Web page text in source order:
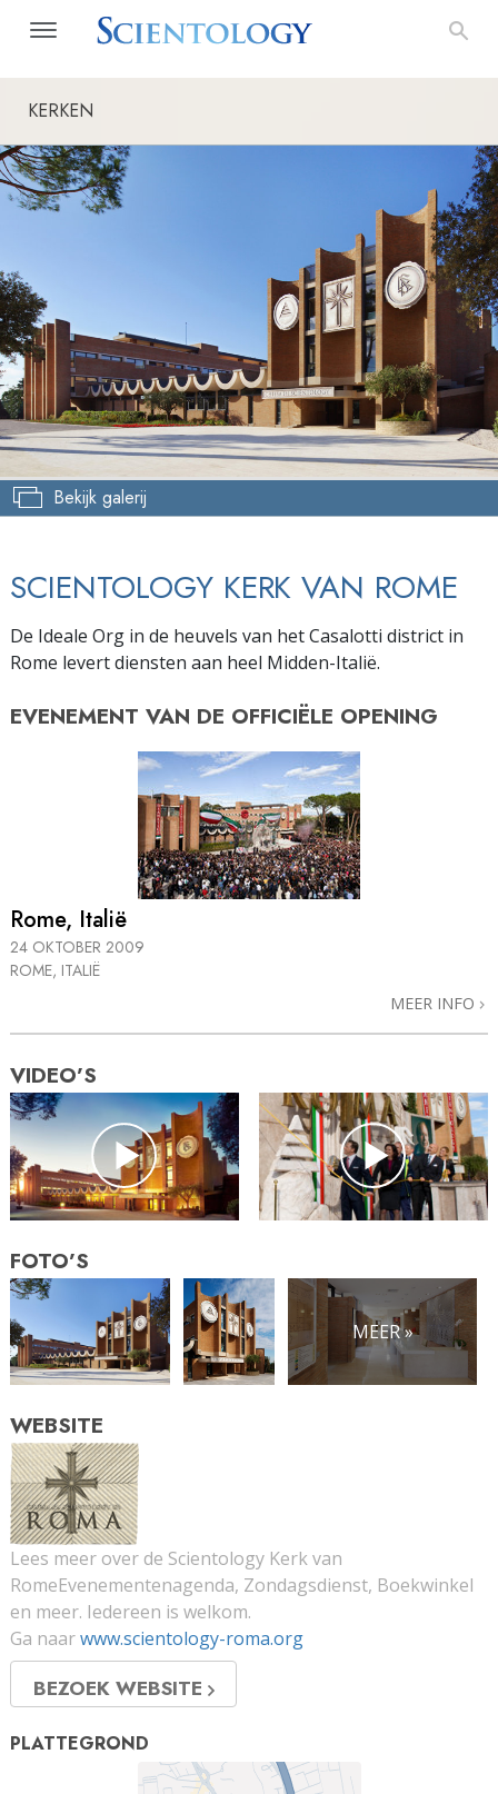
KERKEN
Bekijk galerij
SCIENTOLOGY KERK VAN ROME
De Ideale Org in de heuvels van het Casalotti district in
Rome levert diensten aan heel Midden-Italië.
EVENEMENT VAN DE OFFICIËLE OPENING
Rome, Italië
24 OKTOBER 2009
ROME, ITALIË
MEER INFO
VIDEO’S
FOTO’S
MEER »
WEBSITE
Lees meer over de Scientology Kerk van
RomeEvenementenagenda, Zondagsdienst, Boekwinkel
en meer. Iedereen is welkom.
Ga naarwww.scientology-roma.org
BEZOEK WEBSITE
PLATTEGROND